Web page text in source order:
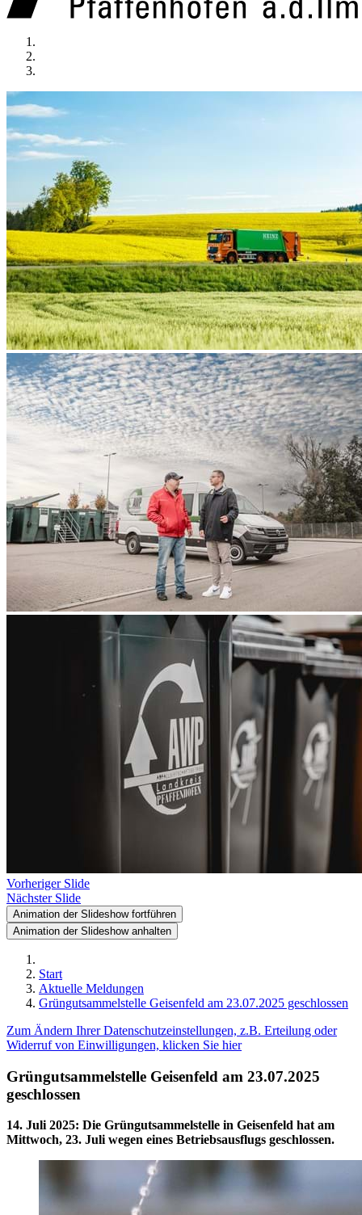
Vorheriger Slide
Nächster Slide
Animation der Slideshow fortführen
Animation der Slideshow anhalten
Start
Aktuelle Meldungen
Grüngutsammelstelle Geisenfeld am 23.07.2025 geschlossen
Zum Ändern Ihrer Datenschutzeinstellungen, z.B. Erteilung oder
Widerruf von Einwilligungen, klicken Sie hier
Grüngutsammelstelle Geisenfeld am 23.07.2025
geschlossen
14. Juli 2025: Die Grüngutsammelstelle in Geisenfeld hat am
Mittwoch, 23. Juli wegen eines Betriebsausflugs geschlossen.